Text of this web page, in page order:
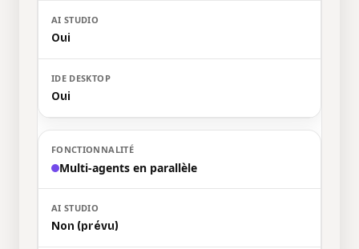
Oui
Oui
Multi-agents en parallèle
Non (prévu)